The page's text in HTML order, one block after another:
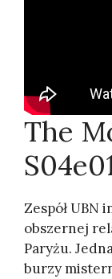
The
Zespół UBN
obszernej
Paryżu.
burzy